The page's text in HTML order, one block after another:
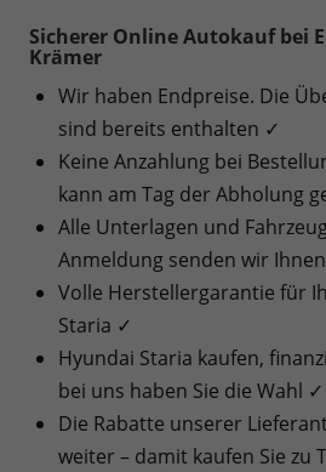
Sicherer Online Autokauf bei
Krämer
Wir haben Endpreise. Die
sind bereits enthalten ✓
Keine Anzahlung bei
kann am Tag der Abholung
Alle Unterlagen und
Anmeldung senden wir
Volle Herstellergarantie für
Staria ✓
Hyundai Staria kaufen,
bei uns haben Sie die Wahl ✓
Die Rabatte unserer
weiter – damit kaufen Sie zu